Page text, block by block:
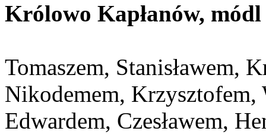
Królowo Kapłanów,
Tomaszem, Stanisławem,
Nikodemem, Krzysztofem,
Edwardem, Czesławem,